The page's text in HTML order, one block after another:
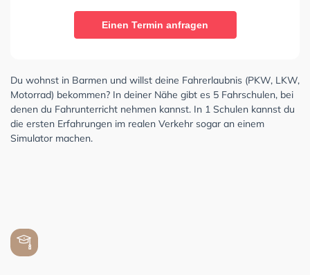
Einen Termin anfragen
Du wohnst in Barmen und willst deine Fahrerlaubnis (PKW, LKW,
Motorrad) bekommen? In deiner Nähe gibt es 5 Fahrschulen, bei
denen du Fahrunterricht nehmen kannst. In 1 Schulen kannst du
die ersten Erfahrungen im realen Verkehr sogar an einem
Simulator machen.